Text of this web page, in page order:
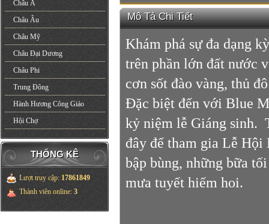
Châu Á
Châu Âu
Châu Mỹ
Châu Đại Dương
Châu Phi
Trung Đông
Hành Hương Công Giáo
Hội Chợ
THỐNG KÊ
Lượt truy cập: 17861849
Thành viên online: 3
Mô Tả Chi Tiết
Khám phá sự đa dạng
trên phần lớn đất nước
cơn sốt đào vàng, thủ
Đặc biệt đến với Blue
kỷ niệm lễ Giáng sinh.
đây để tham gia Lễ
bập bùng, những bữa
mưa tuyết hiếm hoi.